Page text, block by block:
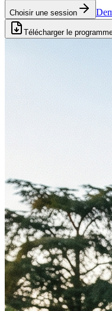
Choisir une session
Télécharger le